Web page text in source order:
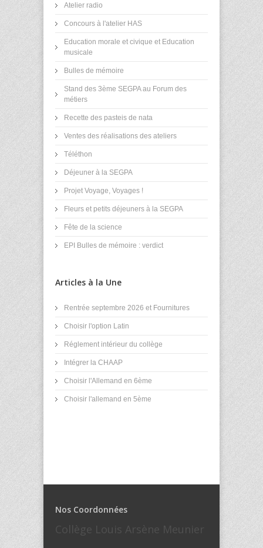
Atelier radio
Concours à l'atelier HAS
Education morale et civique et Education
musicale
Bulles de mémoire
Stand des 3ème SEGPA au Forum des
métiers
Recette des pasteis de nata
Ventes des réalisations des ateliers
Téléthon
Déjeuner à la SEGPA
Projet Voyage, Voyages !
Fleurs et petits déjeuners à la SEGPA
Fête de la science
EPI Bulles de mémoire : verdict
Articles à la Une
Rentrée septembre 2026 et Fournitures
Choisir l'option Latin
Réglement intérieur du collège
Intégrer la CHAAP
Choisir l'Allemand en 6ème
Choisir l'allemand en 5ème
Nos Coordonnées
Collège Louis Arsène Meunier